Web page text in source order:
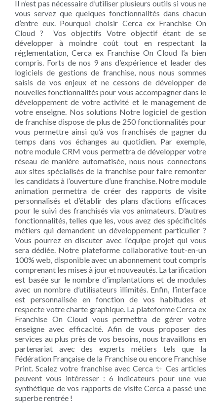
Il n’est pas nécessaire d’utiliser plusieurs outils si vous ne
vous servez que quelques fonctionnalités dans chacun
d’entre eux. Pourquoi choisir Cerca ex Franchise On
Cloud ? Vos objectifs Votre objectif étant de se
développer à moindre coût tout en respectant la
réglementation, Cerca ex Franchise On Cloud l’a bien
compris. Forts de nos 9 ans d’expérience et leader des
logiciels de gestions de franchise, nous nous sommes
saisis de vos enjeux et ne cessons de développer de
nouvelles fonctionnalités pour vous accompagner dans le
développement de votre activité et le management de
votre enseigne. Nos solutions Notre logiciel de gestion
de franchise dispose de plus de 250 fonctionnalités pour
vous permettre ainsi qu’à vos franchisés de gagner du
temps dans vos échanges au quotidien. Par exemple,
notre module CRM vous permettra de développer votre
réseau de manière automatisée, nous nous connectons
aux sites spécialisés de la franchise pour faire remonter
les candidats à l’ouverture d’une franchise. Notre module
animation permettra de créer des rapports de visite
personnalisés et d’établir des plans d’actions efficaces
pour le suivi des franchisés via vos animateurs. D’autres
fonctionnalités, telles que les, vous avez des spécificités
métiers qui demandent un développement particulier ?
Vous pourrez en discuter avec l’équipe projet qui vous
sera dédiée. Notre plateforme collaborative tout-en-un
100% web, disponible avec un abonnement tout compris
comprenant les mises à jour et nouveautés. La tarification
est basée sur le nombre d’implantations et de modules
avec un nombre d’utilisateurs illimités. Enfin, l’interface
est personnalisée en fonction de vos habitudes et
respecte votre charte graphique. La plateforme Cerca ex
Franchise On Cloud vous permettra de gérer votre
enseigne avec efficacité. Afin de vous proposer des
services au plus près de vos besoins, nous travaillons en
partenariat avec des experts métiers tels que la
Fédération Française de la Franchise ou encore Franchise
Print. Scalez votre franchise avec Cerca ✨ Ces articles
peuvent vous intéresser : 6 indicateurs pour une vue
synthétique de vos rapports de visite Cerca a passé une
superbe rentrée !